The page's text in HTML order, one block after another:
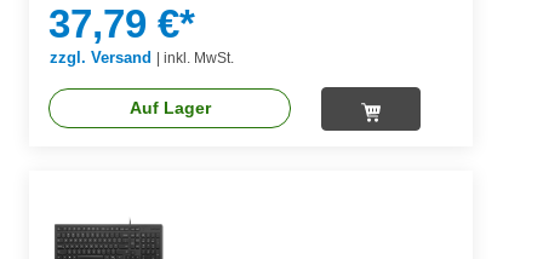
37,79 €*
zzgl. Versand inkl. MwSt.
Auf Lager